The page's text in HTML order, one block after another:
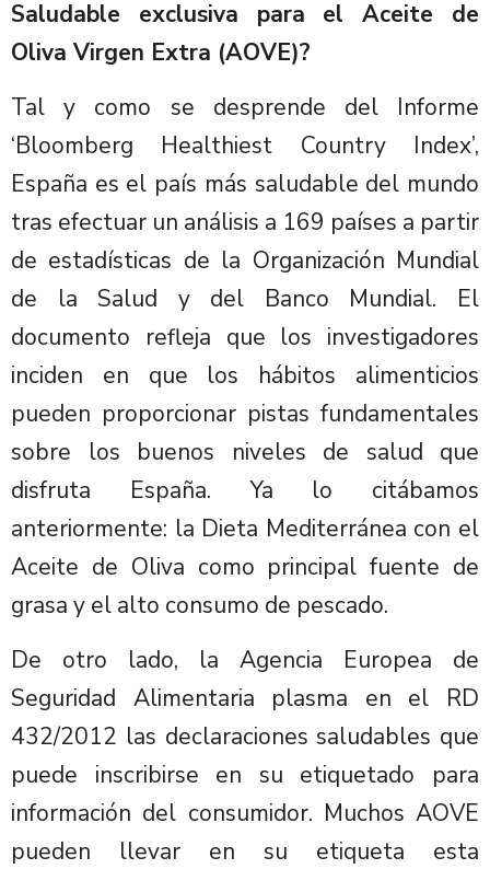
Saludable exclusiva para el Aceite de
Oliva Virgen Extra (AOVE)?
Tal y como se desprende del Informe
‘Bloomberg Healthiest Country Index’,
España es el país más saludable del mundo
tras efectuar un análisis a 169 países a partir
de estadísticas de la Organización Mundial
de la Salud y del Banco Mundial. El
documento refleja que los investigadores
inciden en que los hábitos alimenticios
pueden proporcionar pistas fundamentales
sobre los buenos niveles de salud que
disfruta España. Ya lo citábamos
anteriormente: la Dieta Mediterránea con el
Aceite de Oliva como principal fuente de
grasa y el alto consumo de pescado.
De otro lado, la Agencia Europea de
Seguridad Alimentaria plasma en el RD
432/2012 las declaraciones saludables que
puede inscribirse en su etiquetado para
información del consumidor. Muchos AOVE
pueden llevar en su etiqueta esta